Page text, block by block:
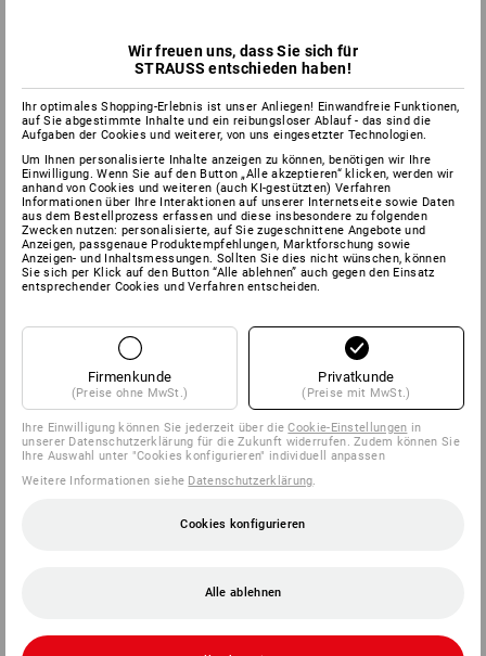
Wir freuen uns, dass Sie sich für
STRAUSS entschieden haben!
Ihr optimales Shopping-Erlebnis ist unser Anliegen! Einwandfreie Funktionen,
auf Sie abgestimmte Inhalte und ein reibungsloser Ablauf - das sind die
Aufgaben der Cookies und weiterer, von uns eingesetzter Technologien.
Um Ihnen personalisierte Inhalte anzeigen zu können, benötigen wir Ihre
Einwilligung. Wenn Sie auf den Button „Alle akzeptieren“ klicken, werden wir
anhand von Cookies und weiteren (auch KI-gestützten) Verfahren
Informationen über Ihre Interaktionen auf unserer Internetseite sowie Daten
aus dem Bestellprozess erfassen und diese insbesondere zu folgenden
Zwecken nutzen: personalisierte, auf Sie zugeschnittene Angebote und
Anzeigen, passgenaue Produktempfehlungen, Marktforschung sowie
Anzeigen- und Inhaltsmessungen. Sollten Sie dies nicht wünschen, können
Sie sich per Klick auf den Button “Alle ablehnen” auch gegen den Einsatz
entsprechender Cookies und Verfahren entscheiden.
Firmenkunde
(Preise ohne MwSt.)
Privatkunde
(Preise mit MwSt.)
Ihre Einwilligung können Sie jederzeit über dieCookie-Einstellungen in
unserer Datenschutzerklärung für die Zukunft widerrufen. Zudem können Sie
Ihre Auswahl unter "Cookies konfigurieren" individuell anpassen
Weitere Informationen siehe Datenschutzerklärung.
Cookies konfigurieren
Alle ablehnen